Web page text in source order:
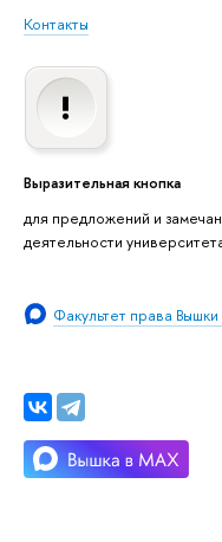
Контакты
Выразительная кнопка
для предложений и
деятельности
Факультет права Вышки